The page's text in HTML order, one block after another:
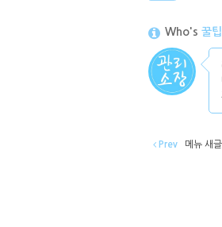
Who's 꿀
Prev 메뉴 새